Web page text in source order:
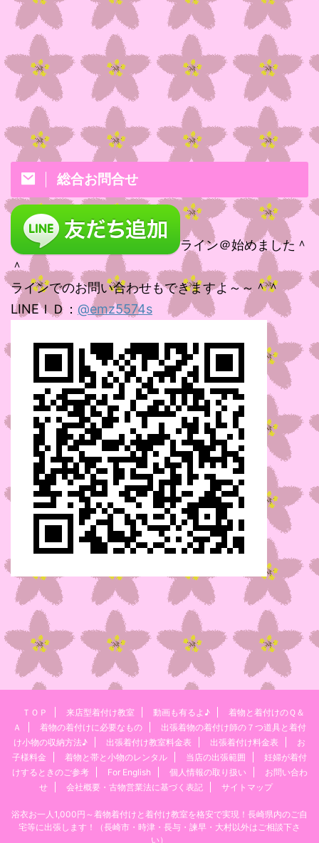
総合お問合せ
ライン＠始めました＾
＾
ラインでのお問い合わせもできますよ～～＾＾
LINEＩＤ： @emz5574s
ＴＯＰ 来店型着付け教室 動画も有るよ♪
着物と着付けのＱ＆
Ａ
着物の着付けに必要なもの
出張着物の着付け師の７つ道具と着付
け小物の収納方法♪
出張着付け教室料金表 出張着付け料金表
お
子様料金
着物と帯と小物のレンタル 当店の出張範囲
妊婦が着付
けするときのご参考
For English 個人情報の取り扱い
お問い合わ
せ
会社概要・古物営業法に基づく表記 サイトマップ
浴衣お一人1,000円～着物着付けと着付け教室を格安で実現！長崎県内のご自
宅等に出張します！（長崎市・時津・長与・諫早・大村以外はご相談下さ
い）